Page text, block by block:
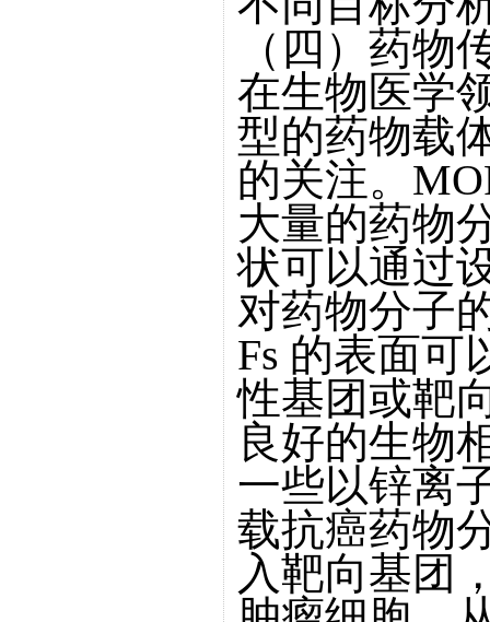
（四）药物
在生物医学
型的药物载
的关注。
大量的药物
状可以通过
对药物分子
Fs 的表面可
性基团或靶
良好的生物
一些以锌离
载抗癌药物
入靶向基团